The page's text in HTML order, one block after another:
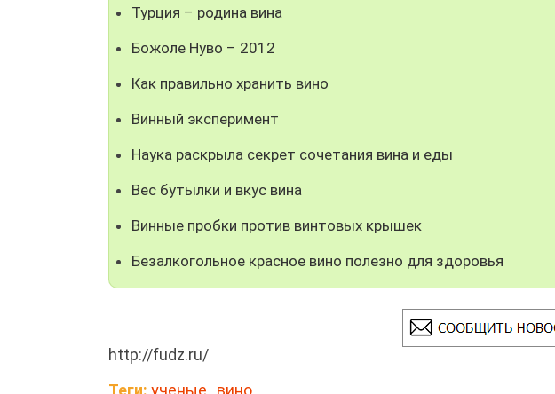
Турция – родина вина
Божоле Нуво – 2012
Как правильно хранить вино
Винный эксперимент
Наука раскрыла секрет сочетания вина и еды
Вес бутылки и вкус вина
Винные пробки против винтовых крышек
Безалкогольное красное вино полезно для здоровья
http://fudz.ru/
Теги: ученые , вино